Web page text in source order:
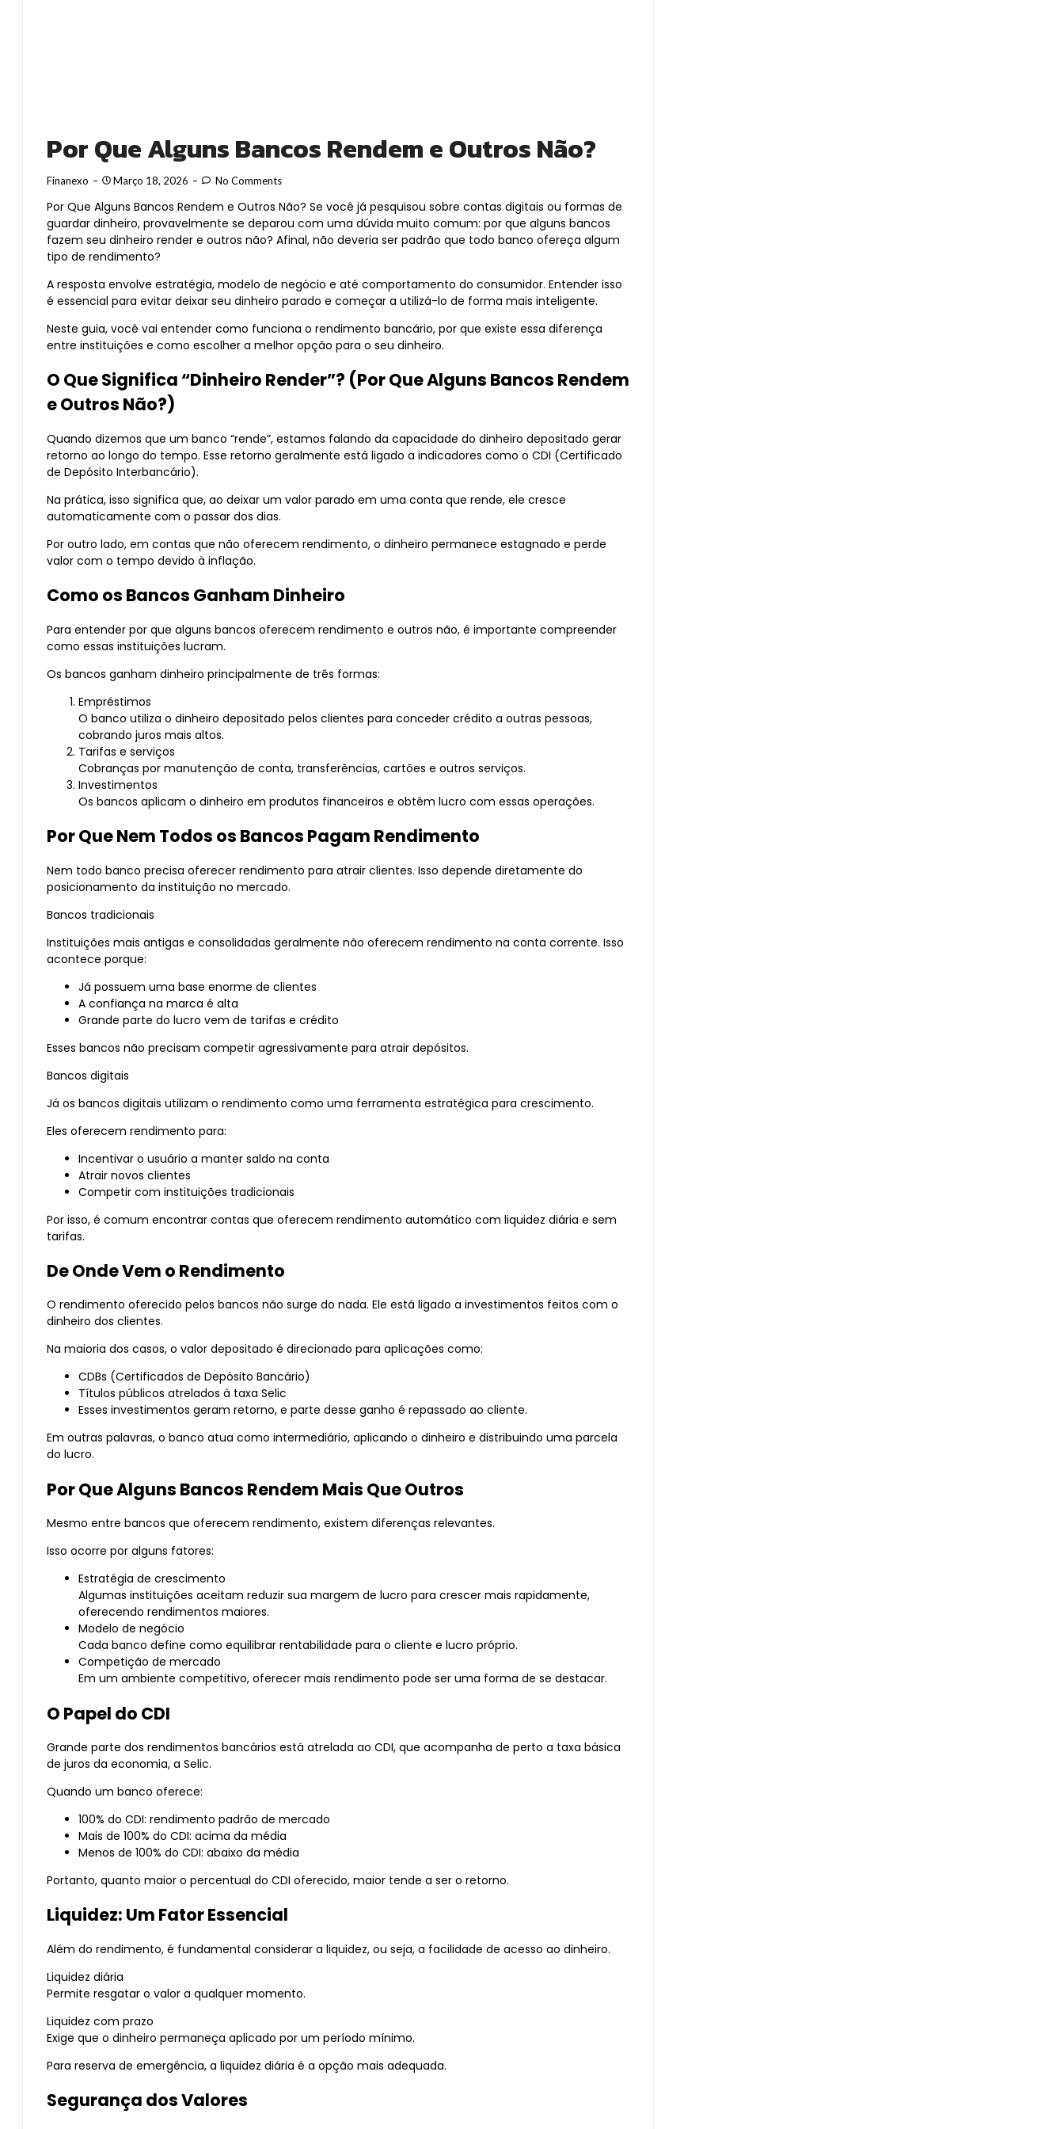
Por Que Alguns Bancos Rendem e Outros Não?
Finanexo Março 18, 2026 No Comments
Por Que Alguns Bancos Rendem e Outros Não? Se você já pesquisou sobre contas digitais ou formas de
guardar dinheiro, provavelmente se deparou com uma dúvida muito comum: por que alguns bancos
fazem seu dinheiro render e outros não? Afinal, não deveria ser padrão que todo banco ofereça algum
tipo de rendimento?
A resposta envolve estratégia, modelo de negócio e até comportamento do consumidor. Entender isso
é essencial para evitar deixar seu dinheiro parado e começar a utilizá-lo de forma mais inteligente.
Neste guia, você vai entender como funciona o rendimento bancário, por que existe essa diferença
entre instituições e como escolher a melhor opção para o seu dinheiro.
O Que Significa “Dinheiro Render”? (Por Que Alguns Bancos Rendem
e Outros Não?)
Quando dizemos que um banco “rende”, estamos falando da capacidade do dinheiro depositado gerar
retorno ao longo do tempo. Esse retorno geralmente está ligado a indicadores como o CDI (Certificado
de Depósito Interbancário).
Na prática, isso significa que, ao deixar um valor parado em uma conta que rende, ele cresce
automaticamente com o passar dos dias.
Por outro lado, em contas que não oferecem rendimento, o dinheiro permanece estagnado e perde
valor com o tempo devido à inflação.
Como os Bancos Ganham Dinheiro
Para entender por que alguns bancos oferecem rendimento e outros não, é importante compreender
como essas instituições lucram.
Os bancos ganham dinheiro principalmente de três formas:
Empréstimos
O banco utiliza o dinheiro depositado pelos clientes para conceder crédito a outras pessoas,
cobrando juros mais altos.
Tarifas e serviços
Cobranças por manutenção de conta, transferências, cartões e outros serviços.
Investimentos
Os bancos aplicam o dinheiro em produtos financeiros e obtêm lucro com essas operações.
Por Que Nem Todos os Bancos Pagam Rendimento
Nem todo banco precisa oferecer rendimento para atrair clientes. Isso depende diretamente do
posicionamento da instituição no mercado.
Bancos tradicionais
Instituições mais antigas e consolidadas geralmente não oferecem rendimento na conta corrente. Isso
acontece porque:
Já possuem uma base enorme de clientes
A confiança na marca é alta
Grande parte do lucro vem de tarifas e crédito
Esses bancos não precisam competir agressivamente para atrair depósitos.
Bancos digitais
Já os bancos digitais utilizam o rendimento como uma ferramenta estratégica para crescimento.
Eles oferecem rendimento para:
Incentivar o usuário a manter saldo na conta
Atrair novos clientes
Competir com instituições tradicionais
Por isso, é comum encontrar contas que oferecem rendimento automático com liquidez diária e sem
tarifas.
De Onde Vem o Rendimento
O rendimento oferecido pelos bancos não surge do nada. Ele está ligado a investimentos feitos com o
dinheiro dos clientes.
Na maioria dos casos, o valor depositado é direcionado para aplicações como:
CDBs (Certificados de Depósito Bancário)
Títulos públicos atrelados à taxa Selic
Esses investimentos geram retorno, e parte desse ganho é repassado ao cliente.
Em outras palavras, o banco atua como intermediário, aplicando o dinheiro e distribuindo uma parcela
do lucro.
Por Que Alguns Bancos Rendem Mais Que Outros
Mesmo entre bancos que oferecem rendimento, existem diferenças relevantes.
Isso ocorre por alguns fatores:
Estratégia de crescimento
Algumas instituições aceitam reduzir sua margem de lucro para crescer mais rapidamente,
oferecendo rendimentos maiores.
Modelo de negócio
Cada banco define como equilibrar rentabilidade para o cliente e lucro próprio.
Competição de mercado
Em um ambiente competitivo, oferecer mais rendimento pode ser uma forma de se destacar.
O Papel do CDI
Grande parte dos rendimentos bancários está atrelada ao CDI, que acompanha de perto a taxa básica
de juros da economia, a Selic.
Quando um banco oferece:
100% do CDI: rendimento padrão de mercado
Mais de 100% do CDI: acima da média
Menos de 100% do CDI: abaixo da média
Portanto, quanto maior o percentual do CDI oferecido, maior tende a ser o retorno.
Liquidez: Um Fator Essencial
Além do rendimento, é fundamental considerar a liquidez, ou seja, a facilidade de acesso ao dinheiro.
Liquidez diária
Permite resgatar o valor a qualquer momento.
Liquidez com prazo
Exige que o dinheiro permaneça aplicado por um período mínimo.
Para reserva de emergência, a liquidez diária é a opção mais adequada.
Segurança dos Valores